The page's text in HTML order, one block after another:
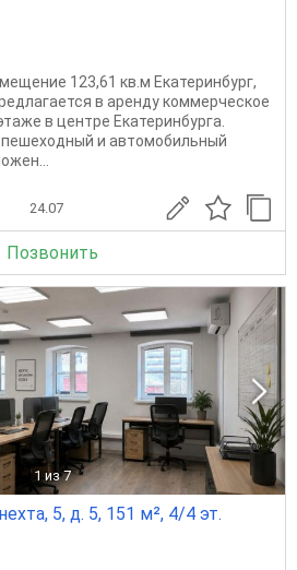
123,61 кв.м Екатеринбург,
в аренду коммерческое
в центре Екатеринбурга.
и автомобильный
24.07
Позвонить
1 из 7
5, д. 5, 151 м², 4/4 эт.